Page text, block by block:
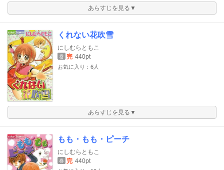
あらすじを見る▼
くれない花吹雪
にしむらともこ
巻 完 440pt
お気に入り：6人
あらすじを見る▼
もも・もも・ピーチ
にしむらともこ
巻 完 440pt